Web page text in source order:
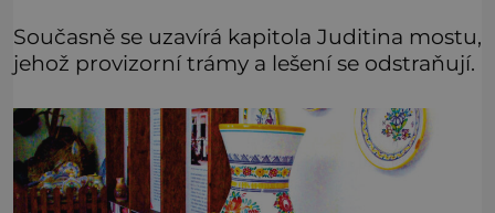
Současně se uzavírá kapitola Juditina mostu,
jehož provizorní trámy a lešení se odstraňují.